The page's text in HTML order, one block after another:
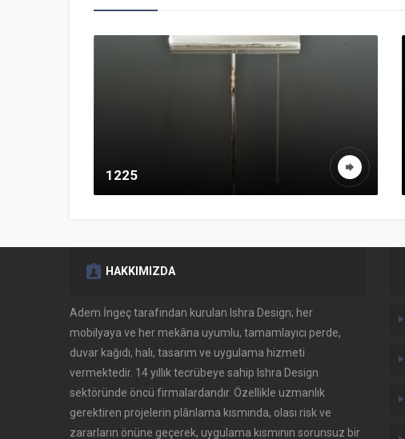
1225
HAKKIMIZDA
Adem İngeç tarafından kurulan Ishra Design; her
mobilyaya ve her mekâna uyumlu, tamamlayıcı perde,
duvar kağıdı, halı, tasarım ve uygulama hizmeti
vermektedir. 14 yıllık tecrübeye sahip Ishra Design
sektöründe öncü firmalardandır. Özellikle uzmanlık
gerektiren projelerin plânlama kısmında, olası risk ve
zararların önüne geçerek, uygulama kısmının sorunsuz bir